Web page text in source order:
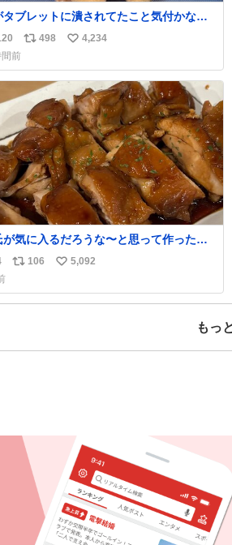
タブレットに潰されてたこと気付かなか
。 旦那だけは娘の波長を感じ取れるから
せずともSOSが伝わったらしい。 急いで
が救出して、泣きじゃくる娘に自分も謝
抱きしめようとしたら、ビンタされてし
た。3回ほど。 小さい手だけど、地味に
。 その後、娘は旦那に泣きついてた。
リ
ス
ト
数
498
い
ね
数
4,234
前
が気に入るだろうな〜と思って作ったら
の何倍も美味しい美味しい言ってくれて
リ
ス
106
い
ね
5,092
もっ